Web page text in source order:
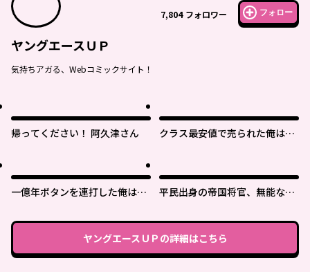
7,804 フォロワー フォロー
ヤングエースＵＰ
気持ちアガる、Webコミックサイト！
帰ってください！ 阿久津さん
クラス最安値で売られた俺は、
一億年ボタンを連打した俺は、
落第剣士の学院無双～
平民出身の帝国将官、無能な貴
ヤングエースＵＰ の詳細はこちら